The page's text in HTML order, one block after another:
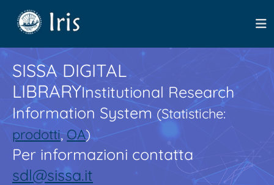
SISSA DIGITAL
LIBRARYInstitutional Research
Information System(Statistiche:
prodotti,OA)
Per informazioni contatta
sdl@sissa.it